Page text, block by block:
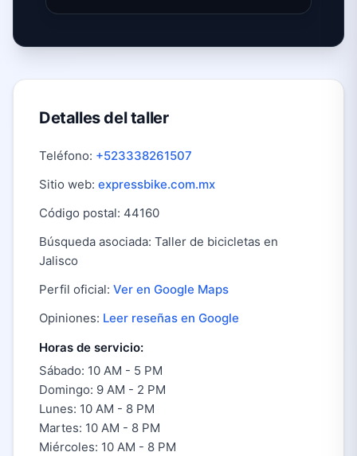
Detalles del taller
Teléfono: +523338261507
Sitio web: expressbike.com.mx
Código postal: 44160
Búsqueda asociada: Taller de bicicletas en
Jalisco
Perfil oficial: Ver en Google Maps
Opiniones: Leer reseñas en Google
Horas de servicio:
Sábado: 10 AM - 5 PM
Domingo: 9 AM - 2 PM
Lunes: 10 AM - 8 PM
Martes: 10 AM - 8 PM
Miércoles: 10 AM - 8 PM